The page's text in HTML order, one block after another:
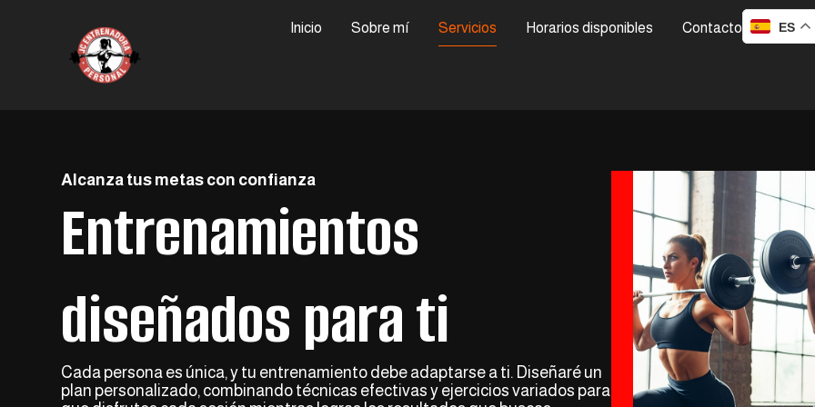
Inicio Sobre mí Servicios Horarios disponibles Contacto ES
Alcanza tus metas con confianza
Entrenamientos
diseñados para ti
Cada persona es única, y tu entrenamiento debe adaptarse a ti. Diseñaré un
plan personalizado, combinando técnicas efectivas y ejercicios variados para